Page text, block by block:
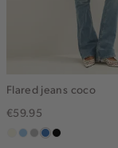
Flared jeans coco
€59.95
wit,lichtblauw
grijs,middenblauw
zwart,